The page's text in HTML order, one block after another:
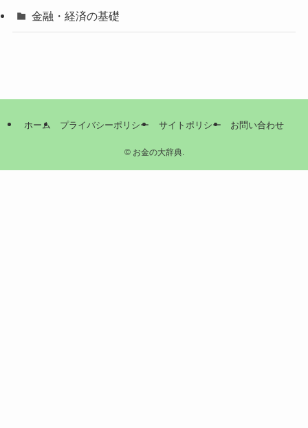
金融・経済の基礎
ホーム プライバシーポリシー サイトポリシー お問い合わせ
©お金の大辞典.